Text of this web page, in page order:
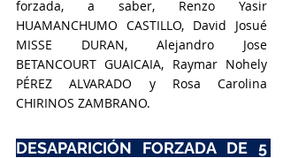
forzada, a saber, Renzo Yasir
HUAMANCHUMO CASTILLO, David Josué
MISSE DURAN, Alejandro Jose
BETANCOURT GUAICAIA, Raymar Nohely
PÉREZ ALVARADO y Rosa Carolina
CHIRINOS ZAMBRANO.
DESAPARICIÓN FORZADA DE 5